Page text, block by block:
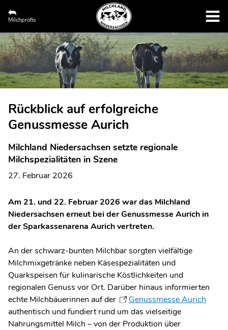
Milchprofis
Rückblick auf erfolgreiche
Genussmesse Aurich
Milchland Niedersachsen setzte regionale
Milchspezialitäten in Szene
27. Februar 2026
Am 21. und 22. Februar 2026 war das Milchland
Niedersachsen erneut bei der Genussmesse Aurich in
der Sparkassenarena Aurich vertreten.
An der schwarz-bunten Milchbar sorgten vielfältige
Milchmixgetränke neben Käsespezialitäten und
Quarkspeisen für kulinarische Köstlichkeiten und
regionalen Genuss vor Ort. Darüber hinaus informierten
echte Milchbäuerinnen auf der
Genussmesse Aurich
authentisch und fundiert rund um das vielseitige
Nahrungsmittel Milch – von der Produktion über